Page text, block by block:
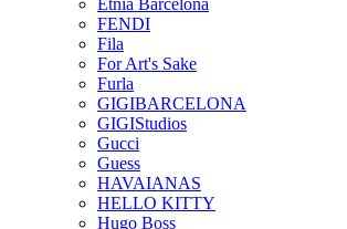
Etnia Barcelona
FENDI
Fila
For Art's Sake
Furla
GIGIBARCELONA
GIGIStudios
Gucci
Guess
HAVAIANAS
HELLO KITTY
Hugo Boss